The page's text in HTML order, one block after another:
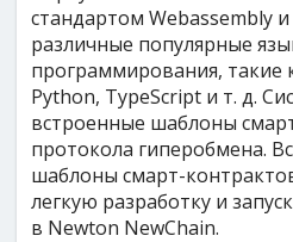
стандартом Webassembly
различные популярные
программирования, такие
Python, TypeScript и т. д.
встроенные шаблоны
протокола гиперобмена.
шаблоны смарт-
легкую разработку и
в Newton NewChain.